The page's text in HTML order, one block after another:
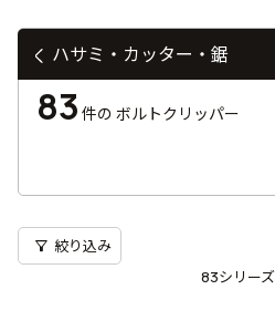
83シリー
filter_alt 絞り込み
ハサミ・カッター・鋸
83 件の ボルトクリッパー